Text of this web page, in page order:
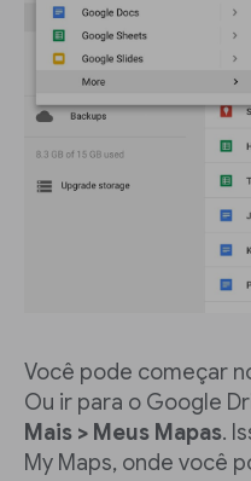
Você pode começar
Ou ir para o Google
Mais > Meus Mapas.
My Maps, onde você